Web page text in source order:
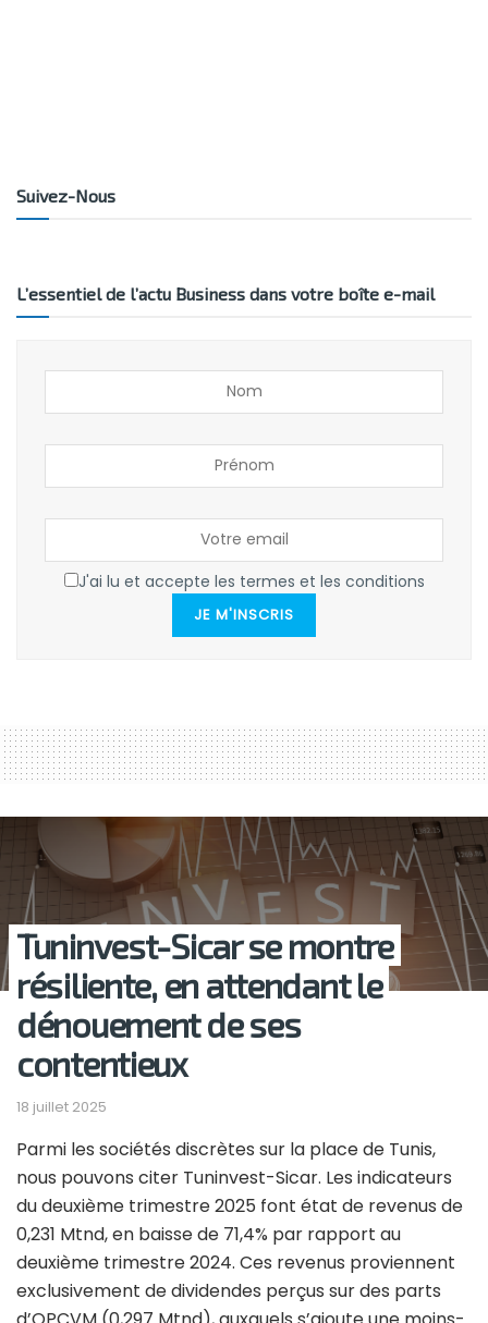
Suivez-Nous
L’essentiel de l’actu Business dans votre boîte e-mail
J'ai lu et accepte les termes et les conditions
JE M'INSCRIS
Tuninvest-Sicar se montre
résiliente, en attendant le
dénouement de ses
contentieux
18 juillet 2025
Parmi les sociétés discrètes sur la place de Tunis,
nous pouvons citer Tuninvest-Sicar. Les indicateurs
du deuxième trimestre 2025 font état de revenus de
0,231 Mtnd, en baisse de 71,4% par rapport au
deuxième trimestre 2024. Ces revenus proviennent
exclusivement de dividendes perçus sur des parts